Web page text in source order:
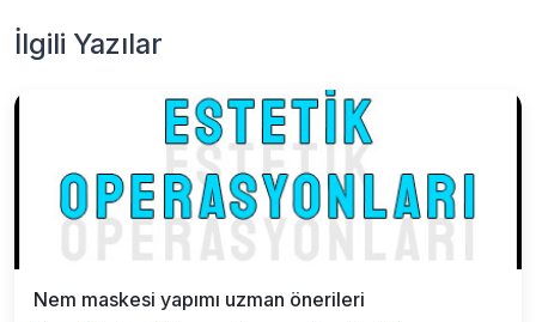
İlgili Yazılar
Nem maskesi yapımı uzman önerileri